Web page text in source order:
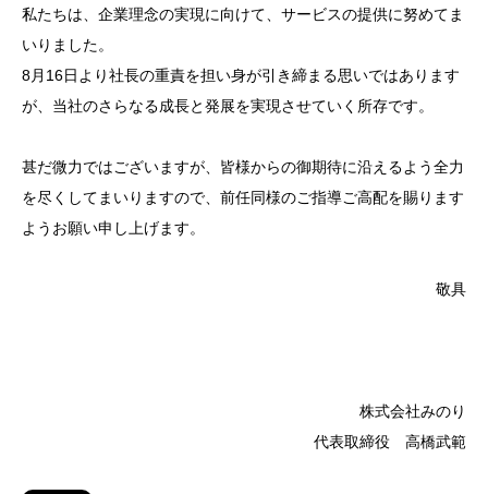
私たちは、企業理念の実現に向けて、サービスの提供に努めてま
いりました。
8月16日より社長の重責を担い身が引き締まる思いではあります
が、当社のさらなる成長と発展を実現させていく所存です。
甚だ微力ではございますが、皆様からの御期待に沿えるよう全力
を尽くしてまいりますので、前任同様のご指導ご高配を賜ります
ようお願い申し上げます。
敬具
株式会社みのり
代表取締役 高橋武範